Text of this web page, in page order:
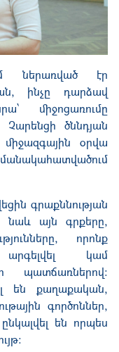
ներառված էր
ինչը դարձավ
միջոցառումը
ծննդյան
օրվա
ինգրաքննության
նաև այն գրքերը,
որոնք
կամ
պատճառներով։
են քաղաքական,
գործոններ,
են որպես